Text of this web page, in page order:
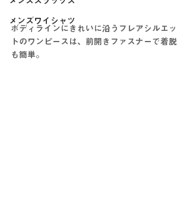
メンズワイシャツ
ボディラインにきれいに沿うフレアシルエッ
トのワンピースは、前開きファスナーで着脱
も簡単。